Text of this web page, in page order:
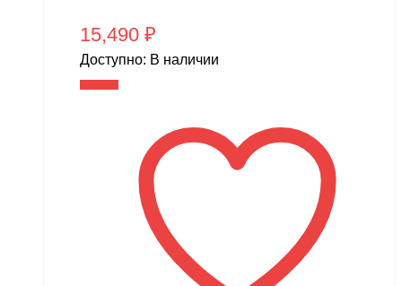
15,490 ₽
Доступно: В наличии